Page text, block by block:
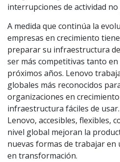
interrupciones de actividad no
A medida que continúa la
empresas en crecimiento
preparar su infraestructura
ser más competitivas tanto
próximos años. Lenovo
globales más reconocidos
organizaciones en
infraestructura fáciles de
Lenovo, accesibles, flexibles,
nivel global mejoran la
nuevas formas de trabajar en
en transformación.